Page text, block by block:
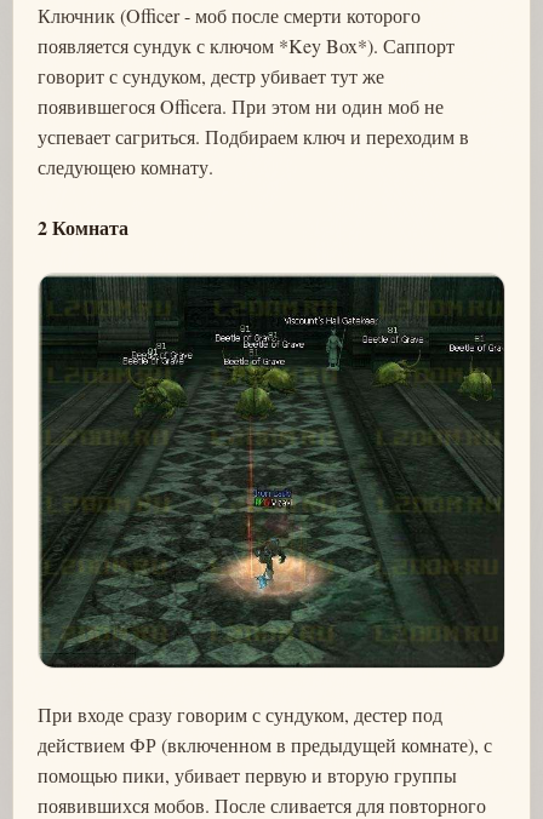
Ключник (Officer - моб после смерти которого
появляется сундук с ключом *Key Box*). Саппорт
говорит с сундуком, дестр убивает тут же
появившегося Officerа. При этом ни один моб не
успевает сагриться. Подбираем ключ и переходим в
следующею комнату.
2 Комната
При входе сразу говорим с сундуком, дестер под
действием ФР (включенном в предыдущей комнате), с
помощью пики, убивает первую и вторую группы
появившихся мобов. После сливается для повторного